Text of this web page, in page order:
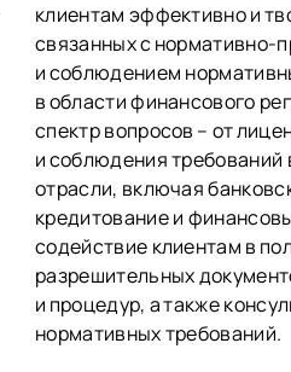
клиентам эффективно и
связанных с нормативно-
и соблюдением
в области финансового
спектр вопросов – от
и соблюдения требований
отрасли, включая
кредитование и
содействие клиентам в
разрешительных
и процедур, а также
нормативных требований.